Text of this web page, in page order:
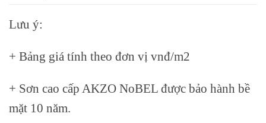
Lưu ý:
+ Bảng giá tính theo đơn vị vnđ/m2
+ Sơn cao cấp AKZO NoBEL được bảo hành bề
mặt 10 năm.